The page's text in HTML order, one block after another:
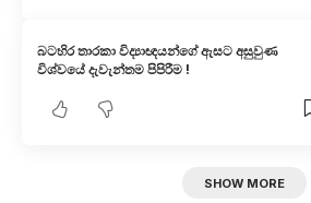
බටහිර තාරකා විද්‍යාඥයන්ගේ ඇසට අසුවුණ
විශ්වයේ දැවැන්තම පිපිරීම !
SHOW MORE